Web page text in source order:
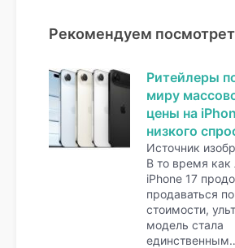
Рекомендуем
Ритейлеры
миру
цены на
низкого
Источник
В то время как
iPhone 17
продаваться
стоимости,
модель стала